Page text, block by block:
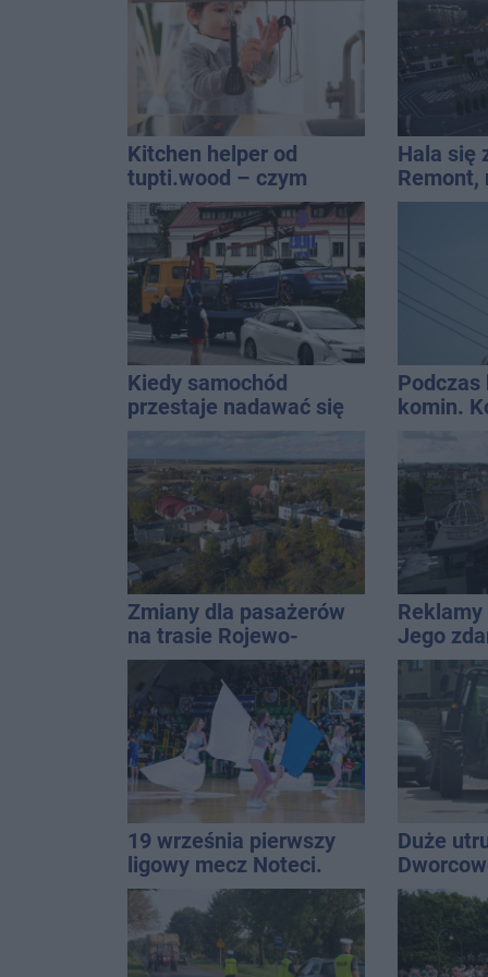
Kitchen helper od
tupti.wood – czym
wyróżnia się na tle
innych modeli?
Hala się
Remont,
Kiedy samochód
przestaje nadawać się
do sprzedaży, a zaczyna
kwalifikować się do
kasacji?
Podczas
komin.
Zmiany dla pasażerów
na trasie Rojewo-
Inowrocław
Jego
Wroński
19 września pierwszy
ligowy mecz Noteci.
Znamy cały terminarz
Duże
ciągnika